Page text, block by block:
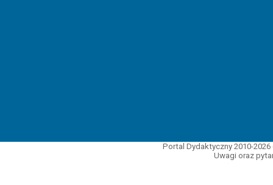
Portal Dydaktyczny 2010-
Uwagi oraz